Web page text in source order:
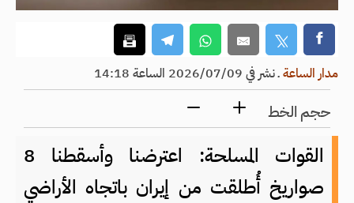
مدار الساعةـنشر في 2026/07/09 الساعة 14:18
حجم الخط
القوات المسلحة: اعترضنا وأسقطنا 8
صواريخ أُطلقت من إيران باتجاه الأراضي